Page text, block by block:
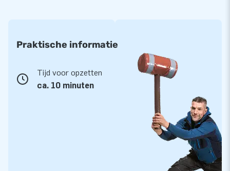
Praktische informatie
Tijd voor opzetten
ca. 10 minuten